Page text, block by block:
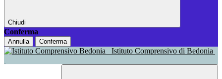
Chiudi
Conferma
Annulla Conferma
Istituto Comprensivo di Bedonia